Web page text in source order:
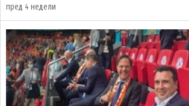
пред 4 недели